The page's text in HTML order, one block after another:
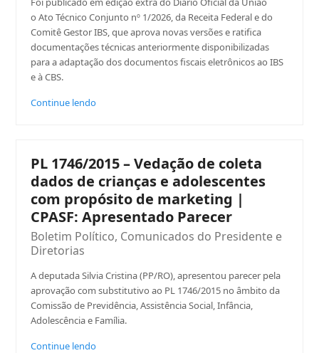
o Ato Técnico Conjunto nº 1/2026, da Receita Federal e do
Comitê Gestor IBS, que aprova novas versões e ratifica
documentações técnicas anteriormente disponibilizadas
para a adaptação dos documentos fiscais eletrônicos ao IBS
e à CBS.
Continue lendo
PL 1746/2015 – Vedação de coleta
dados de crianças e adolescentes
com propósito de marketing |
CPASF: Apresentado Parecer
Boletim Político, Comunicados do Presidente e
Diretorias
A deputada Silvia Cristina (PP/RO), apresentou parecer pela
aprovação com substitutivo ao PL 1746/2015 no âmbito da
Comissão de Previdência, Assistência Social, Infância,
Adolescência e Família.
Continue lendo